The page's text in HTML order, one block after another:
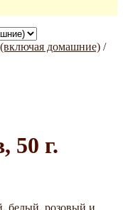
домашние) /
50 г.
белый, розовый и